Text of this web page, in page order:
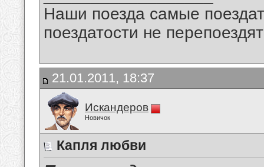
Наши поезда самые
поездатости не
21.01.2011, 18:37
Искандеров
Новичок
Капля любви